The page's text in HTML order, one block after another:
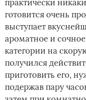
практически
готовится очень
выступает
ароматное и
категории на
получился
приготовить его,
подержав пару